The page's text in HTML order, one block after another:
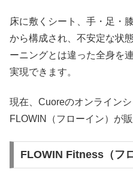
床に敷くシート、手・足・
から構成され、不安定な状
ーニングとは違った全身を
実現できます。
現在、Cuoreのオンライン
FLOWIN（フローイン）が
FLOWIN Fitness（フ